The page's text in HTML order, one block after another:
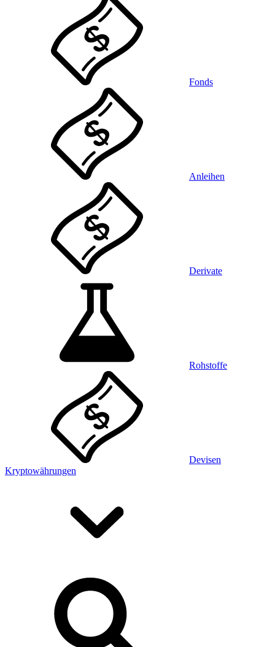
Fonds
Anleihen
Derivate
Rohstoffe
Devisen
Kryptowährungen